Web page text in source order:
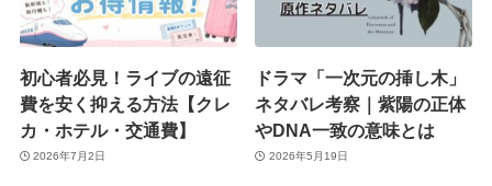
初心者必見！ライブの遠征
費を安く抑える方法【クレ
カ・ホテル・交通費】
2026年7月2日
ドラマ「一次元の挿し木」
ネタバレ考察｜紫陽の正体
やDNA一致の意味とは
2026年5月19日